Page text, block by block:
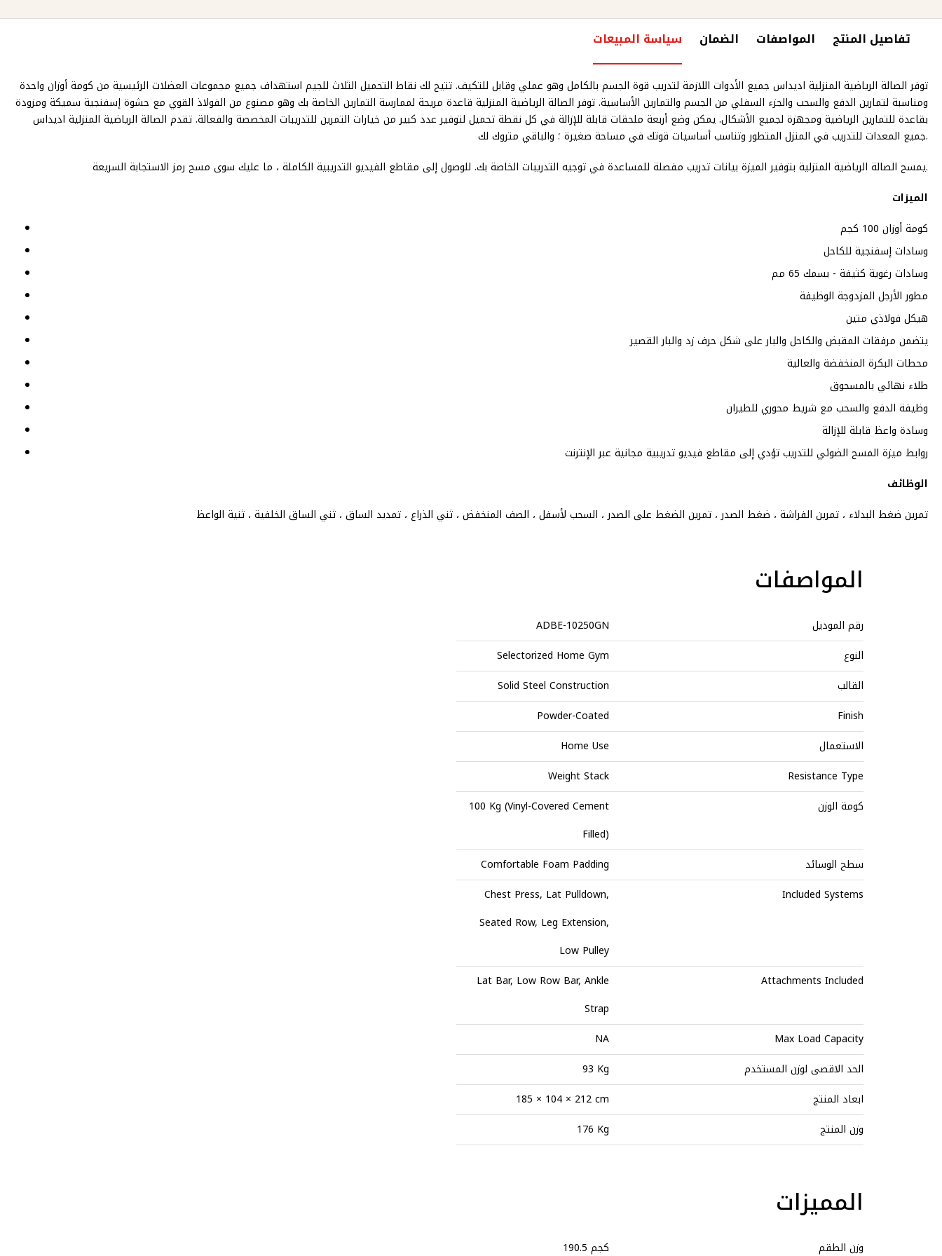
تفاصيل المنتج المواصفات الضمان سياسة المبيعات
توفر الصالة الرياضية المنزلية اديداس جميع الأدوات اللازمة لتدريب قوة الجسم بالكامل وهو عملي وقابل للتكيف. تتيح لك نقاط التحميل الثلاث للجيم استهداف جميع مجموعات العضلات الرئيسية من كومة أوزان واحدة
ومناسبة لتمارين الدفع والسحب والجزء السفلي من الجسم والتمارين الأساسية. توفر الصالة الرياضية المنزلية قاعدة مريحة لممارسة التمارين الخاصة بك وهو مصنوع من الفولاذ القوي مع حشوة إسفنجية سميكة ومزودة
بقاعدة للتمارين الرياضية ومجهزة لجميع الأشكال. يمكن وضع أربعة ملحقات قابلة للإزالة في كل نقطة تحميل لتوفير عدد كبير من خيارات التمرين للتدريبات المخصصة والفعالة. تقدم الصالة الرياضية المنزلية اديداس
جميع المعدات للتدريب في المنزل المتطور وتناسب أساسيات قوتك في مساحة صغيرة ؛ والباقي متروك لك.
يمسح الصالة الرياضية المنزلية بتوفير الميزة بيانات تدريب مفصلة للمساعدة في توجيه التدريبات الخاصة بك. للوصول إلى مقاطع الفيديو التدريبية الكاملة ، ما عليك سوى مسح رمز الاستجابة السريعة.
الميزات
كومة أوزان 100 كجم
وسادات إسفنجية للكاحل
وسادات رغوية كثيفة - بسمك 65 مم
مطور الأرجل المزدوجة الوظيفة
هيكل فولاذي متين
يتضمن مرفقات المقبض والكاحل والبار على شكل حرف زد والبار القصير
محطات البكرة المنخفضة والعالية
طلاء نهائي بالمسحوق
وظيفة الدفع والسحب مع شريط محوري للطيران
وسادة واعظ قابلة للإزالة
روابط ميزة المسح الضوئي للتدريب تؤدي إلى مقاطع فيديو تدريبية مجانية عبر الإنترنت
الوظائف
تمرين ضغط البدلاء ، تمرين الفراشة ، ضغط الصدر ، تمرين الضغط على الصدر ، السحب لأسفل ، الصف المنخفض ، ثني الذراع ، تمديد الساق ، ثني الساق الخلفية ، ثنية الواعظ
المواصفات
رقم الموديل
ADBE-10250GN
النوع
Selectorized Home Gym
القالب
Solid Steel Construction
Finish
Powder-Coated
الاستعمال
Home Use
Resistance Type
Weight Stack
كومة الوزن
100 Kg (Vinyl-Covered Cement
Filled)
سطح الوسائد
Comfortable Foam Padding
Included Systems
Chest Press, Lat Pulldown,
Seated Row, Leg Extension,
Low Pulley
Attachments Included
Lat Bar, Low Row Bar, Ankle
Strap
Max Load Capacity
NA
الحد الاقصى لوزن المستخدم
93 Kg
ابعاد المنتج
185 × 104 × 212 cm
وزن المنتج
176 Kg
المميزات
وزن الطقم 190.5 كجم